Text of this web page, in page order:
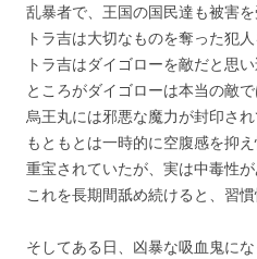
乱暴者で、王国の国民達も被害を
トラ吉は大切なものを奪った犯
トラ吉はダイゴローを敵だと思
ところがダイゴローは本当の敵で
烏王丸には邪悪な魔力が封印され
もともとは一時的に空腹感を抑
重宝されていたが、実は中毒性が
これを長期間舐め続けると、習慣
そしてある日、凶暴な吸血鬼にな